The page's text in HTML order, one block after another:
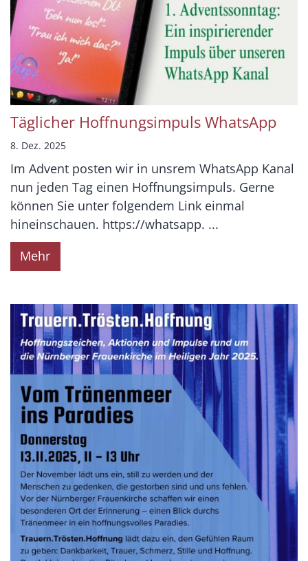
Täglicher Hoffnungsimpuls WhatsApp
8. Dez. 2025
Im Advent posten wir in unsrem WhatsApp Kanal
nun jeden Tag einen Hoffnungsimpuls. Gerne
können Sie unter folgendem Link einmal
hineinschauen. https://whatsapp. ...
Mehr